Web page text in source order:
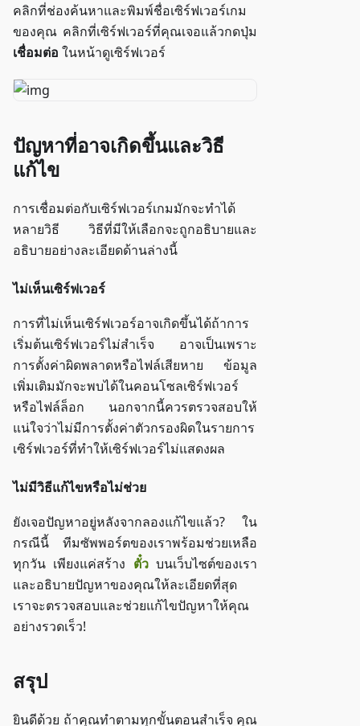
คลิกที่ช่องค้นหาและพิมพ์ชื่อเซิร์ฟเวอร์เกม
ของคุณ คลิกที่เซิร์ฟเวอร์ที่คุณเจอแล้วกดปุ่ม
เชื่อมต่อ ในหน้าดูเซิร์ฟเวอร์
ปัญหาที่อาจเกิดขึ้นและวิธี
แก้ไข
การเชื่อมต่อกับเซิร์ฟเวอร์เกมมักจะทำได้
หลายวิธี วิธีที่มีให้เลือกจะถูกอธิบายและ
อธิบายอย่างละเอียดด้านล่างนี้
ไม่เห็นเซิร์ฟเวอร์
การที่ไม่เห็นเซิร์ฟเวอร์อาจเกิดขึ้นได้ถ้าการ
เริ่มต้นเซิร์ฟเวอร์ไม่สำเร็จ อาจเป็นเพราะ
การตั้งค่าผิดพลาดหรือไฟล์เสียหาย ข้อมูล
เพิ่มเติมมักจะพบได้ในคอนโซลเซิร์ฟเวอร์
หรือไฟล์ล็อก นอกจากนี้ควรตรวจสอบให้
แน่ใจว่าไม่มีการตั้งค่าตัวกรองผิดในรายการ
เซิร์ฟเวอร์ที่ทำให้เซิร์ฟเวอร์ไม่แสดงผล
ไม่มีวิธีแก้ไขหรือไม่ช่วย
ยังเจอปัญหาอยู่หลังจากลองแก้ไขแล้ว? ใน
กรณีนี้ ทีมซัพพอร์ตของเราพร้อมช่วยเหลือ
ทุกวัน เพียงแค่สร้าง ตั๋วบนเว็บไซต์ของเรา
และอธิบายปัญหาของคุณให้ละเอียดที่สุด
เราจะตรวจสอบและช่วยแก้ไขปัญหาให้คุณ
อย่างรวดเร็ว!
สรุป
ยินดีด้วย ถ้าคุณทำตามทุกขั้นตอนสำเร็จ คุณ